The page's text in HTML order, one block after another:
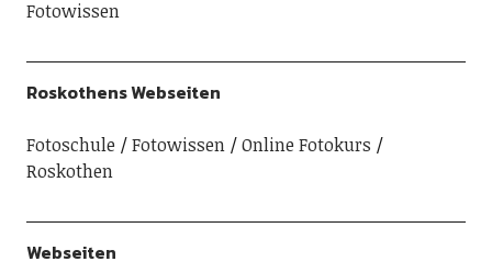
Fotowissen
Roskothens Webseiten
Fotoschule Fotowissen
Online Fotokurs
Roskothen
Webseiten